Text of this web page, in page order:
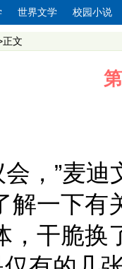
世界文学 校园小说
正文
，”麦迪
解一下
，干脆